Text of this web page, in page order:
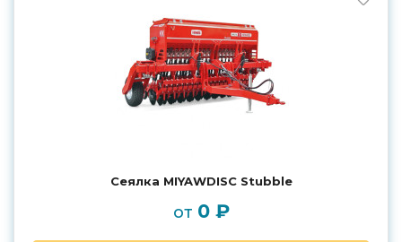
Сеялка MIYAWDISC Stubble
от 0 ₽